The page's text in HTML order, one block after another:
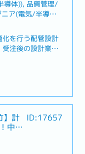
導体)), 品質管理/
ア(電気/半導
務/業務工程師(エ
導体)エンジニ
・機械設計, 電子
ルスエンジニ
その他(機械)エ
技術開発・商品/
を行う配管設計
注後の設計業
ージメント、な
設計業務を習得
シート、配置設
、現場工事の技
件の設計リーダ
合計部門：約30
計グループ【魅
、売り上げも安
業の技術も習得
暇、産前産後休
暇、育児休暇）
】計
中国
ID:17657